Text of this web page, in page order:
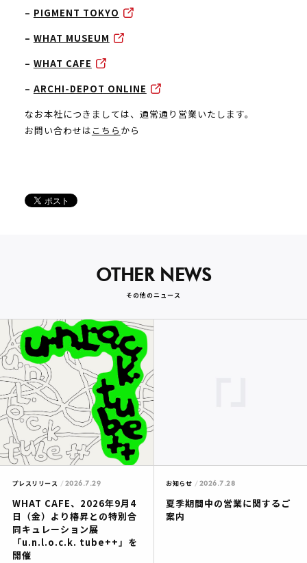
– PIGMENT TOKYO
– WHAT MUSEUM
– WHAT CAFE
– ARCHI-DEPOT ONLINE
なお本社につきましては、通常通り営業いたします。
お問い合わせは こちら から
OTHER NEWS
その他のニュース
プレスリリース 2026.7.29
WHAT CAFE、2026年9月4
日（金）より椿昇との特別合
同キュレーション展
「u.n.l.o.c.k. tube++」を
開催
お知らせ 2026.7.28
夏季期間中の営業に関するご
案内